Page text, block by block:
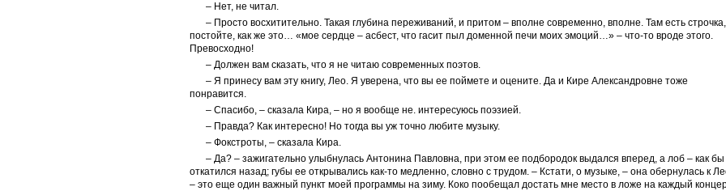
– Нет, не читал.
– Просто восхитительно. Такая глубина переживаний, и притом – вполне современно, вполне. Там есть строчка,
постойте, как же это… «мое сердце – асбест, что гасит пыл доменной печи моих эмоций…» – что-то вроде этого.
Превосходно!
– Должен вам сказать, что я не читаю современных поэтов.
– Я принесу вам эту книгу, Лео. Я уверена, что вы ее поймете и оцените. Да и Кире Александровне тоже
понравится.
– Спасибо, – сказала Кира, – но я вообще не. интересуюсь поэзией.
– Правда? Как интересно! Но тогда вы уж точно любите музыку.
– Фокстроты, – сказала Кира.
– Да? – зажигательно улыбнулась Антонина Павловна, при этом ее подбородок выдался вперед, а лоб – как бы
откатился назад; губы ее открывались как-то медленно, словно с трудом. – Кстати, о музыке, – она обернулась к
– это еще один важный пункт моей программы на зиму. Коко пообещал достать мне место в ложе на каждый